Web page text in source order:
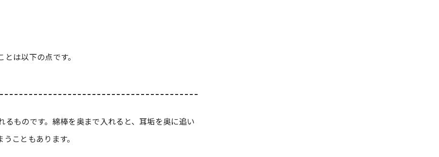
は以下の点です。
ものです。綿棒を奥まで入れると、耳垢を奥に追い
こともあります。